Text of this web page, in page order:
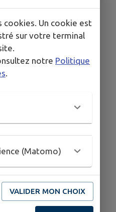
cookies. Un cookie est
sur votre terminal
notre Politique
(Matomo)
VALIDER MON CHOIX